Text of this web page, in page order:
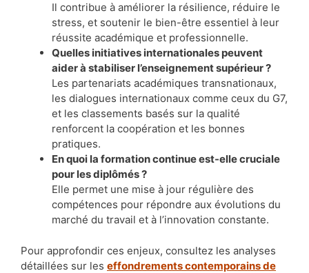
Il contribue à améliorer la résilience, réduire le
stress, et soutenir le bien-être essentiel à leur
réussite académique et professionnelle.
Quelles initiatives internationales peuvent
aider à stabiliser l’enseignement supérieur ?
Les partenariats académiques transnationaux,
les dialogues internationaux comme ceux du G7,
et les classements basés sur la qualité
renforcent la coopération et les bonnes
pratiques.
En quoi la formation continue est-elle cruciale
pour les diplômés ?
Elle permet une mise à jour régulière des
compétences pour répondre aux évolutions du
marché du travail et à l’innovation constante.
Pour approfondir ces enjeux, consultez les analyses
détaillées sur les effondrements contemporains de